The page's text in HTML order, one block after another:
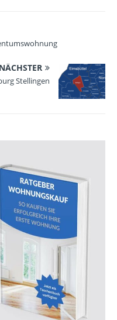
NÄCHSTER
Stellingen